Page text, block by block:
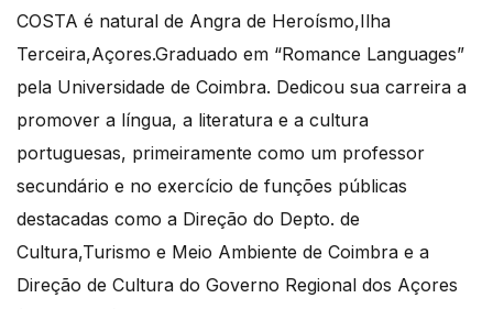
COSTA é natural de Angra de Heroísmo,Ilha
Terceira,Açores.Graduado em “Romance Languages”
pela Universidade de Coimbra. Dedicou sua carreira a
promover a língua, a literatura e a cultura
portuguesas, primeiramente como um professor
secundário e no exercício de funções públicas
destacadas como a Direção do Depto. de
Cultura,Turismo e Meio Ambiente de Coimbra e a
Direção de Cultura do Governo Regional dos Açores